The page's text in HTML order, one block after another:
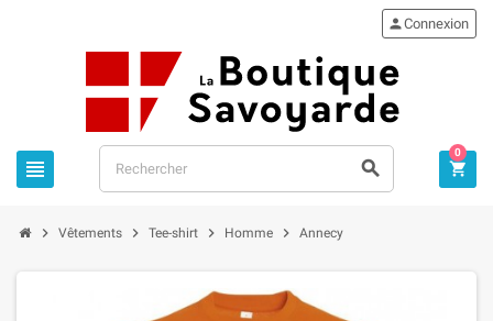
 
Connexion

0
 Vêtements  Tee-shirt  Homme  Annecy